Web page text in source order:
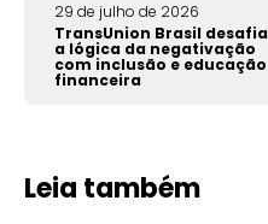
29 de julho de 2026
TransUnion Brasil desafia
a lógica da negativação
com inclusão e educação
financeira
Leia também